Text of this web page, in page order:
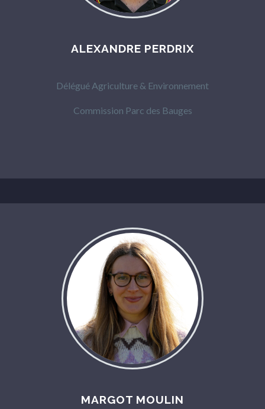
ALEXANDRE PERDRIX
Délégué Agriculture & Environnement
Commission Parc des Bauges
MARGOT MOULIN